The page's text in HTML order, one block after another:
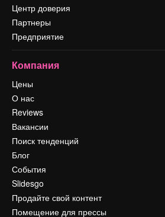
Центр доверия
Партнеры
Предприятие
Компания
Цены
О нас
Reviews
Вакансии
Поиск тенденций
Блог
События
Slidesgo
Продайте свой контент
Помещение для прессы